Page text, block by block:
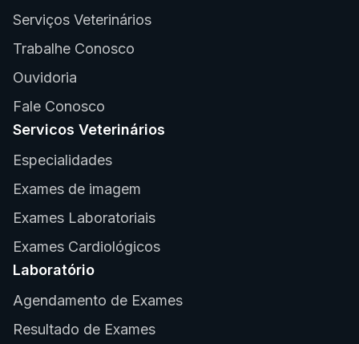
Serviços Veterinários
Trabalhe Conosco
Ouvidoria
Fale Conosco
Servicos Veterinários
Especialidades
Exames de imagem
Exames Laboratoriais
Exames Cardiológicos
Laboratório
Agendamento de Exames
Resultado de Exames